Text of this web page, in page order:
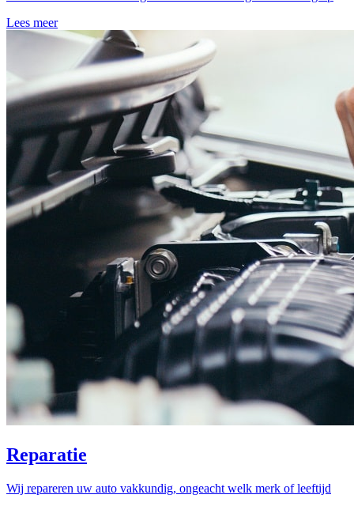
Lees meer
Reparatie
Wij repareren uw auto vakkundig, ongeacht welk merk of leeftijd